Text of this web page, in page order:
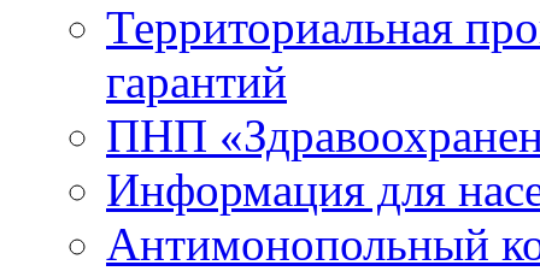
Территориальная
гарантий
ПНП
Информация для
Антимонопольный